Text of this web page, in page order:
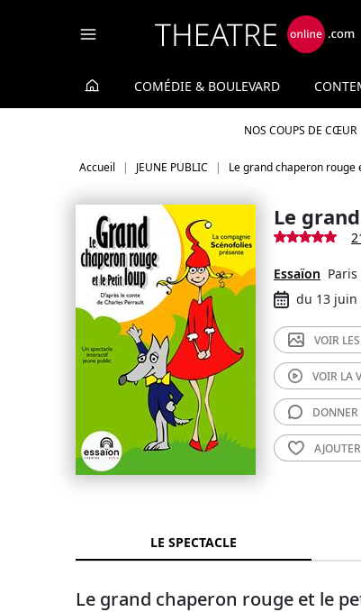
COMÉDIE & BOULEVARD
NOS COUPS DE CŒUR
Accueil JEUNE PUBLIC Le grand chaperon rouge
Le
Essaïon Paris
du 13 juin
VOIR LES
VOIR LA
LE SPECTACLE
Le grand chaperon rouge et le